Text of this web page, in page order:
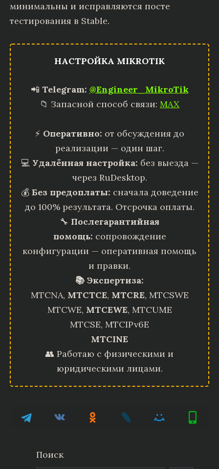
минимальны и исправляются посте
тестирования в Stable.
НАСТРОЙКА MIKROTIK
📲 Telegram: @Engineer_MikroTik
📁 Запасной способ связи: MAX
⚡ Оперативно: от обсуждения до
реализации — один шаг.
💻 Удалённая настройка: без выезда —
через RuDesktop.
💰 Без предоплаты: сначала доведение
до 100% результата. Отсрочка оплаты.
🔧 Послегарантийная
помощь: сопровождение
конфигурации — оперативная помощь
и правки.
📚 Экспертиза:
MTCNA, MTCTCE, MTCRE, MTCSWE
MTCWE, MTCEWE, MTCUME
MTCSE, MTCIPv6E
MTCINE
👥 Работаю с физическими и
юридическими лицами.
Поиск